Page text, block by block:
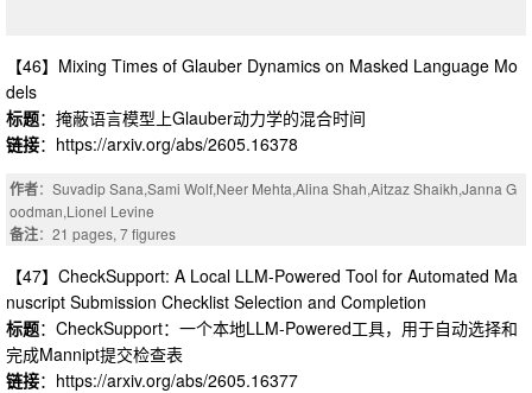
【46】Mixing Times of Glauber Dynamics on Masked Language Mo
dels
标题：掩蔽语言模型上Glauber动力学的混合时间
链接：https://arxiv.org/abs/2605.16378
作者：Suvadip Sana,Sami Wolf,Neer Mehta,Alina Shah,Aitzaz Shaikh,Janna G
oodman,Lionel Levine
备注：21 pages, 7 figures
【47】CheckSupport: A Local LLM-Powered Tool for Automated Ma
nuscript Submission Checklist Selection and Completion
标题：CheckSupport：一个本地LLM-Powered工具，用于自动选择和
完成Mannipt提交检查表
链接：https://arxiv.org/abs/2605.16377